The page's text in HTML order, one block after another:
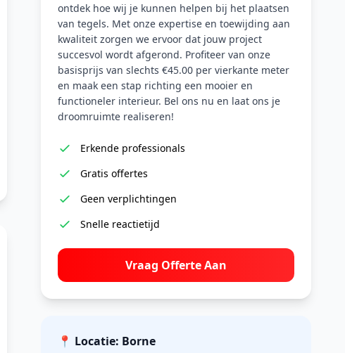
ontdek hoe wij je kunnen helpen bij het plaatsen
van tegels. Met onze expertise en toewijding aan
kwaliteit zorgen we ervoor dat jouw project
succesvol wordt afgerond. Profiteer van onze
basisprijs van slechts €45.00 per vierkante meter
en maak een stap richting een mooier en
functioneler interieur. Bel ons nu en laat ons je
droomruimte realiseren!
Erkende professionals
Gratis offertes
Geen verplichtingen
Snelle reactietijd
Vraag Offerte Aan
📍 Locatie: Borne